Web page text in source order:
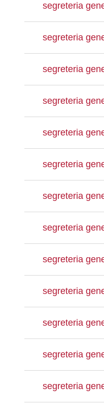
segreteria
segreteria
segreteria
segreteria
segreteria
segreteria
segreteria
segreteria
segreteria
segreteria
segreteria
segreteria
segreteria